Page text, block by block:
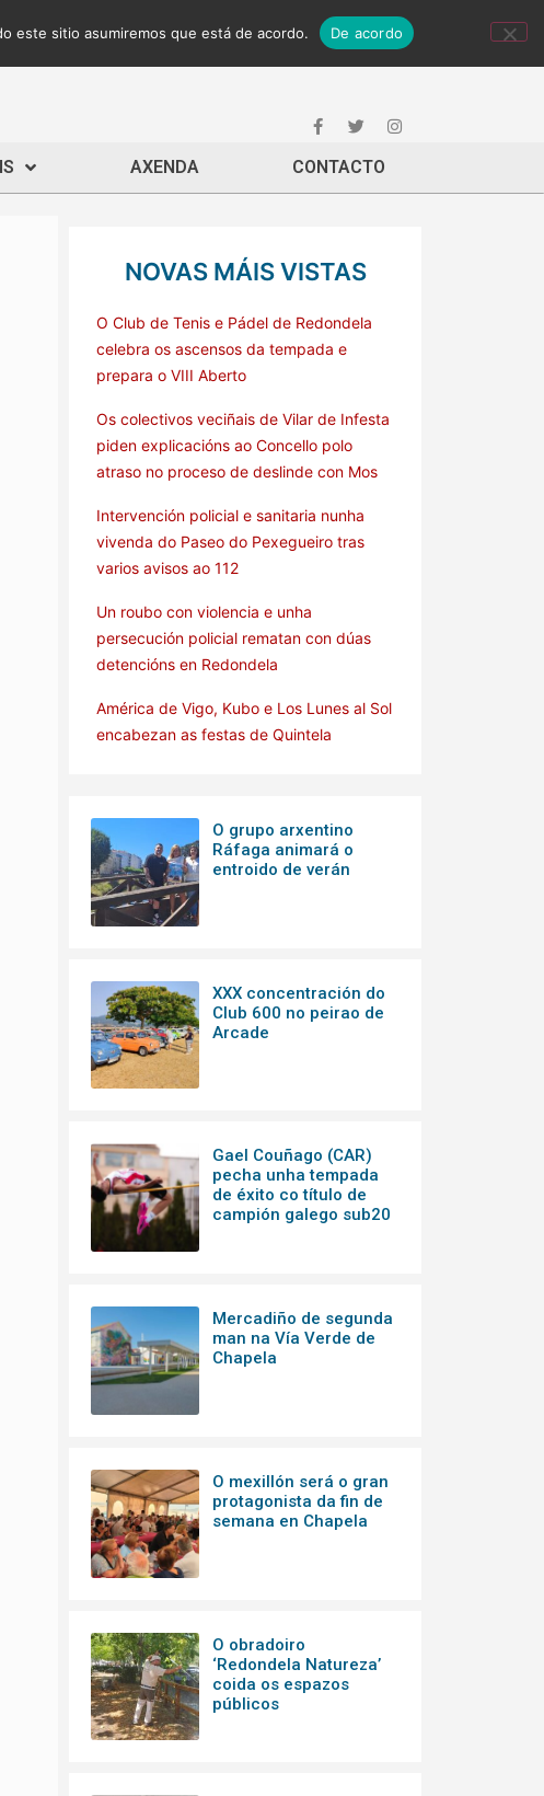
AXENDA CONTACTO
NOVAS MÁIS VISTAS
O Club de Tenis e Pádel de Redondela
celebra os ascensos da tempada e
prepara o VIII Aberto
Os colectivos veciñais de Vilar de Infesta
piden explicacións ao Concello polo
atraso no proceso de deslinde con Mos
Intervención policial e sanitaria nunha
vivenda do Paseo do Pexegueiro tras
varios avisos ao 112
Un roubo con violencia e unha
persecución policial rematan con dúas
detencións en Redondela
América de Vigo, Kubo e Los Lunes al Sol
encabezan as festas de Quintela
O grupo arxentino
Ráfaga animará o
entroido de verán
XXX concentración do
Club 600 no peirao de
Arcade
Gael Couñago (CAR)
pecha unha tempada
de éxito co título de
campión galego sub20
Mercadiño de segunda
man na Vía Verde de
Chapela
O mexillón será o gran
protagonista da fin de
semana en Chapela
O obradoiro
‘Redondela Natureza’
coida os espazos
públicos
este sitio asumiremos que está de acordo. De acordo